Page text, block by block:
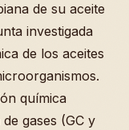
de su aceite
investigada
de los aceites
química
gases (GC y